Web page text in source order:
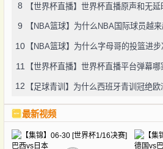
8 【世界杯直播】世界杯直播原声和无
9 【NBA篮球】为什么NBA国际球员越
10 【NBA篮球】为什么字母哥的投篮进
11 【世界杯直播】世界杯直播平台弹幕哪
12 【足球青训】为什么西班牙青训冠绝欧
最新视频